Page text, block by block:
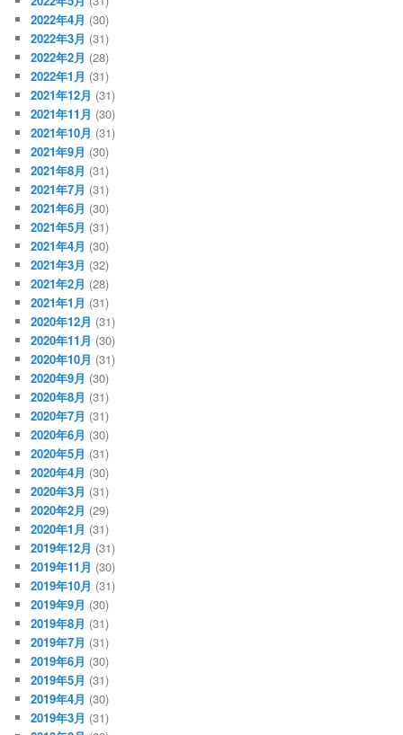
2022年4月 (30)
2022年3月 (31)
2022年2月 (28)
2022年1月 (31)
2021年12月 (31)
2021年11月 (30)
2021年10月 (31)
2021年9月 (30)
2021年8月 (31)
2021年7月 (31)
2021年6月 (30)
2021年5月 (31)
2021年4月 (30)
2021年3月 (32)
2021年2月 (28)
2021年1月 (31)
2020年12月 (31)
2020年11月 (30)
2020年10月 (31)
2020年9月 (30)
2020年8月 (31)
2020年7月 (31)
2020年6月 (30)
2020年5月 (31)
2020年4月 (30)
2020年3月 (31)
2020年2月 (29)
2020年1月 (31)
2019年12月 (31)
2019年11月 (30)
2019年10月 (31)
2019年9月 (30)
2019年8月 (31)
2019年7月 (31)
2019年6月 (30)
2019年5月 (31)
2019年4月 (30)
2019年3月 (31)